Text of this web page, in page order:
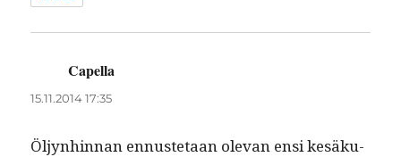
Capella
15.11.2014 17:35
Öljyn­hin­nan ennuste­taan ole­van ensi kesäku­